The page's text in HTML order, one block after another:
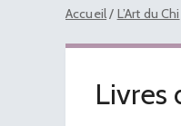
Accueil/ L’Art du Chi
Livres